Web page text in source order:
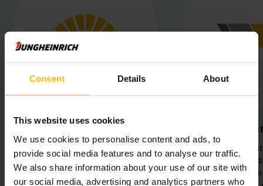
Consent Details About
This website uses cookies
We use cookies to personalise content and ads, to
provide social media features and to analyse our traffic.
We also share information about your use of our site with
our social media, advertising and analytics partners who
ja
Mobiilirobotit ovat käytettävissä
ympäri vuorokauden prosessien
laadun ja läpinäkyvyyden